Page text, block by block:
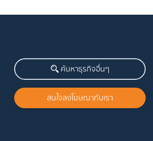
ค้นหาธุรกิจอื่นๆ
สนใจลงโฆษณากับเรา